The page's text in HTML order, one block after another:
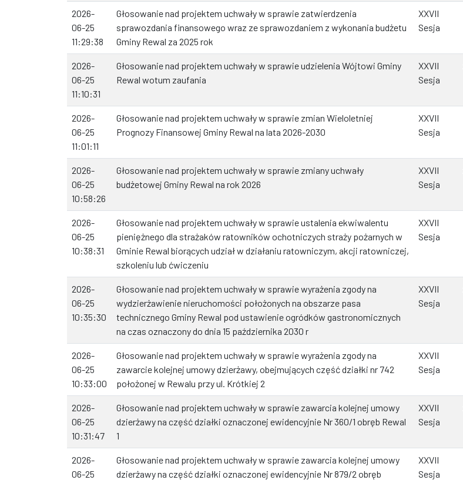
2026-
06-25
11:29:38
Głosowanie nad projektem uchwały w sprawie zatwierdzenia
sprawozdania finansowego wraz ze sprawozdaniem z wykonania budżetu
Gminy Rewal za 2025 rok
XXVII
Sesja
2026-
06-25
11:10:31
Głosowanie nad projektem uchwały w sprawie udzielenia Wójtowi Gminy
Rewal wotum zaufania
XXVII
Sesja
2026-
06-25
11:01:11
Głosowanie nad projektem uchwały w sprawie zmian Wieloletniej
Prognozy Finansowej Gminy Rewal na lata 2026-2030
XXVII
Sesja
2026-
06-25
10:58:26
Głosowanie nad projektem uchwały w sprawie zmiany uchwały
budżetowej Gminy Rewal na rok 2026
XXVII
Sesja
2026-
06-25
10:38:31
Głosowanie nad projektem uchwały w sprawie ustalenia ekwiwalentu
pieniężnego dla strażaków ratowników ochotniczych straży pożarnych w
Gminie Rewal biorących udział w działaniu ratowniczym, akcji ratowniczej,
szkoleniu lub ćwiczeniu
XXVII
Sesja
2026-
06-25
10:35:30
Głosowanie nad projektem uchwały w sprawie wyrażenia zgody na
wydzierżawienie nieruchomości położonych na obszarze pasa
technicznego Gminy Rewal pod ustawienie ogródków gastronomicznych
na czas oznaczony do dnia 15 października 2030 r
XXVII
Sesja
2026-
06-25
10:33:00
Głosowanie nad projektem uchwały w sprawie wyrażenia zgody na
zawarcie kolejnej umowy dzierżawy, obejmujących część działki nr 742
położonej w Rewalu przy ul. Krótkiej 2
XXVII
Sesja
2026-
06-25
10:31:47
Głosowanie nad projektem uchwały w sprawie zawarcia kolejnej umowy
dzierżawy na część działki oznaczonej ewidencyjnie Nr 360/1 obręb Rewal
1
XXVII
Sesja
2026-
06-25
Głosowanie nad projektem uchwały w sprawie zawarcia kolejnej umowy
dzierżawy na część działki oznaczonej ewidencyjnie Nr 879/2 obręb
XXVII
Sesja